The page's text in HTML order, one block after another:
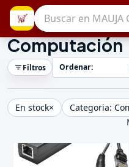
Computación
Filtros Ordenar:
En stock× Categoria: